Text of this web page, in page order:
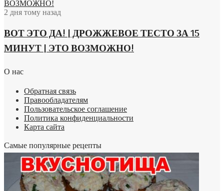
ВОЗМОЖНО!
2 дня тому назад
ВОТ ЭТО ДА! | ДРОЖЖЕВОЕ ТЕСТО ЗА 15
МИНУТ | ЭТО ВОЗМОЖНО!
О нас
Обратная связь
Правообладателям
Пользовательское соглашение
Политика конфиденциальности
Карта сайта
Самые популярные рецепты